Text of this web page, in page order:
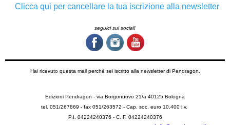
Clicca qui per cancellare la tua iscrizione alla newsletter
seguici sui social!
Hai ricevuto questa mail perchè sei iscritto alla newsletter di Pendragon.
Edizioni Pendragon - via Borgonuovo 21/a 40125 Bologna
tel. 051/267869 - fax 051/263572 - Cap. soc. euro 10.400 i.v.
P.I. 04224240376 - C. F. 04224240376